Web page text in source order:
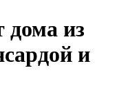
дома из
и